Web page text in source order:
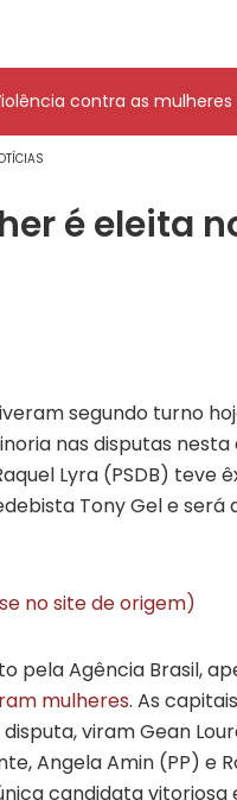
contra as mulheres
é eleita
segundo turno
nas disputas
Lyra (PSDB) teve
Tony Gel e
no site de origem)
Agência Brasil,
mulheres. As
viram Gean
Angela Amin (PP) e
candidata